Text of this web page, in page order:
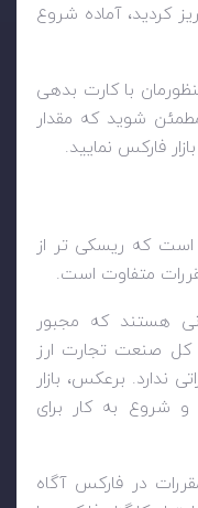
کردید، آماده شروع
با کارت بدهی
شوید که مقدار
فارکس نمایید.
است که ریسکی تر از
متفاوت است.
هستند که مجبور
کل صنعت تجارت ارز
ندارد. برعکس، بازار
به کار برای
در فارکس آگاه